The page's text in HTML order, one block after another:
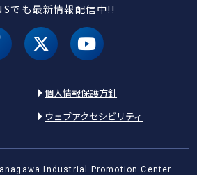
でも最新情報配信中!!
X（旧 twitter）
youtube
個人情報保護方針
ウェブアクセシビリティ
Industrial Promotion Center